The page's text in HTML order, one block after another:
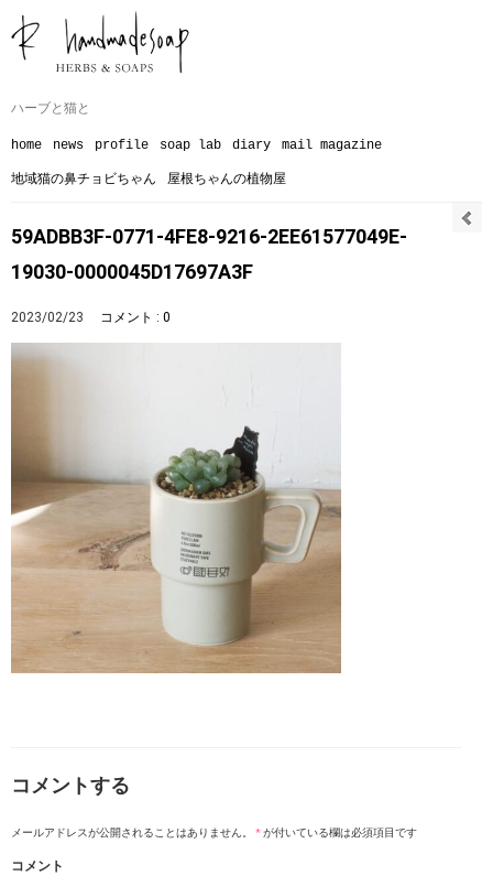
ハーブと猫と
home news profile soap lab diary mail magazine
地域猫の鼻チョビちゃん 屋根ちゃんの植物屋
59ADBB3F-0771-4FE8-9216-2EE61577049E-
19030-0000045D17697A3F
2023/02/23 コメント : 0
コメントする
メールアドレスが公開されることはありません。 *が付いている欄は必須項目です
コメント